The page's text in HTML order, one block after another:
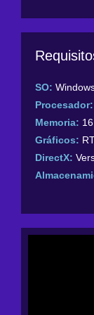
SO:
Procesador:
Memoria:
Gráficos:
DirectX: